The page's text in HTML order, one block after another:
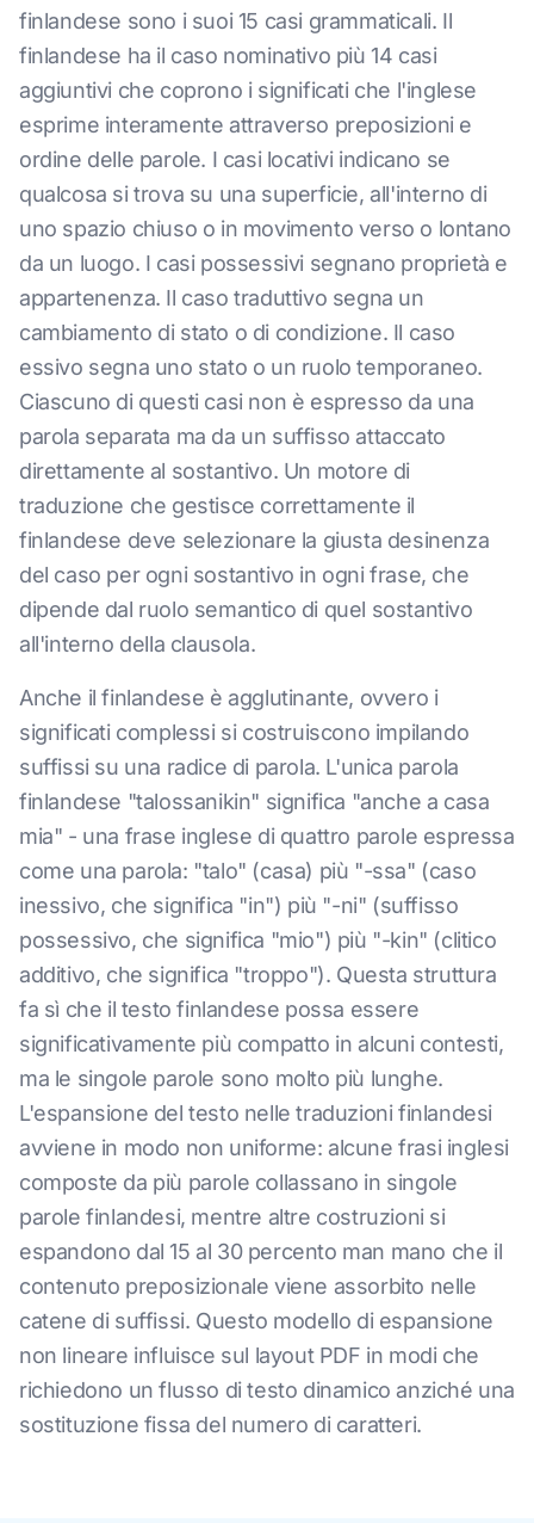
finlandese sono i suoi 15 casi grammaticali. Il
finlandese ha il caso nominativo più 14 casi
aggiuntivi che coprono i significati che l'inglese
esprime interamente attraverso preposizioni e
ordine delle parole. I casi locativi indicano se
qualcosa si trova su una superficie, all'interno di
uno spazio chiuso o in movimento verso o lontano
da un luogo. I casi possessivi segnano proprietà e
appartenenza. Il caso traduttivo segna un
cambiamento di stato o di condizione. Il caso
essivo segna uno stato o un ruolo temporaneo.
Ciascuno di questi casi non è espresso da una
parola separata ma da un suffisso attaccato
direttamente al sostantivo. Un motore di
traduzione che gestisce correttamente il
finlandese deve selezionare la giusta desinenza
del caso per ogni sostantivo in ogni frase, che
dipende dal ruolo semantico di quel sostantivo
all'interno della clausola.
Anche il finlandese è agglutinante, ovvero i
significati complessi si costruiscono impilando
suffissi su una radice di parola. L'unica parola
finlandese "talossanikin" significa "anche a casa
mia" - una frase inglese di quattro parole espressa
come una parola: "talo" (casa) più "-ssa" (caso
inessivo, che significa "in") più "-ni" (suffisso
possessivo, che significa "mio") più "-kin" (clitico
additivo, che significa "troppo"). Questa struttura
fa sì che il testo finlandese possa essere
significativamente più compatto in alcuni contesti,
ma le singole parole sono molto più lunghe.
L'espansione del testo nelle traduzioni finlandesi
avviene in modo non uniforme: alcune frasi inglesi
composte da più parole collassano in singole
parole finlandesi, mentre altre costruzioni si
espandono dal 15 al 30 percento man mano che il
contenuto preposizionale viene assorbito nelle
catene di suffissi. Questo modello di espansione
non lineare influisce sul layout PDF in modi che
richiedono un flusso di testo dinamico anziché una
sostituzione fissa del numero di caratteri.